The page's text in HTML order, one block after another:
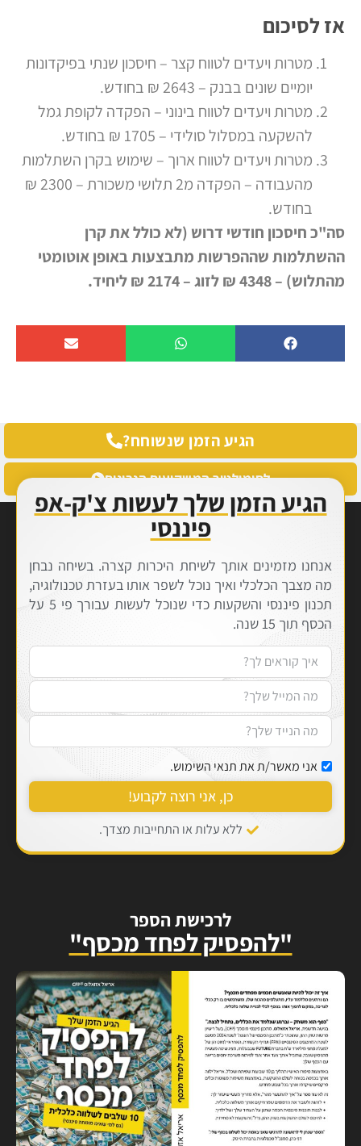
אז לסיכום
מטרות ויעדים לטווח קצר – חיסכון שנתי בפיקדונות
יומיים שונים בבנק – 2643 ₪ בחודש.
מטרות ויעדים לטווח בינוני – הפקדה לקופת גמל
להשקעה במסלול סולידי – 1705 ₪ בחודש.
מטרות ויעדים לטווח ארוך – שימוש בקרן השתלמות
מהעבודה – הפקדה מ2 תלושי משכורת – 2300 ₪
בחודש.
סה"כ חיסכון חודשי דרוש (לא כולל את קרן
ההשתלמות שההפרשות מתבצעות באופן אוטומטי
מהתלוש) – 4348 ₪ לזוג – 2174 ₪ ליחיד.
הגיע הזמן שנשוחח?
לסימולטור המשקיעים הנבונים
הגיע הזמן שלך לעשות צ'ק-אפ
פיננסי
אנחנו מזמינים אותך לשיחת היכרות קצרה. בשיחה נבחן
מה מצבך הכלכלי ואיך נוכל לשפר אותו בעזרת טכנולוגיה,
תכנון פיננסי והשקעות כדי שנוכל לעשות עבורך פי 5 על
הכסף תוך 15 שנה.
אני מאשר/ת את תנאי השימוש.
כן, אני רוצה לקבוע!
ללא עלות או התחייבות מצדך.
לרכישת הספר
"להפסיק לפחד מכסף"